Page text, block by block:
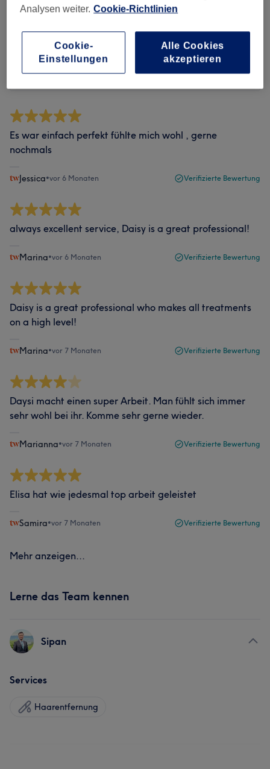
Bewertung Nach Sternen filtern
Verifizierte Bewertungen
Geschrieben von unseren Kunden, damit du weißt, was
dich in jedem Salon erwartet.
Es war einfach perfekt fühlte mich wohl , gerne
nochmals
Jessica•vor 6 Monaten Verifizierte Bewertung
always excellent service, Daisy is a great professional!
Marina•vor 6 Monaten Verifizierte Bewertung
Daisy is a great professional who makes all treatments
on a high level!
Marina•vor 7 Monaten Verifizierte Bewertung
Daysi macht einen super Arbeit. Man fühlt sich immer
sehr wohl bei ihr. Komme sehr gerne wieder.
Marianna•vor 7 Monaten Verifizierte Bewertung
Elisa hat wie jedesmal top arbeit geleistet
Samira•vor 7 Monaten Verifizierte Bewertung
Mehr anzeigen...
Lerne das Team kennen
Sipan
Services
Haarentfernung
Analysen weiter. Cookie-Richtlinien
Alle Cookies
akzeptieren
Cookie-
Einstellungen